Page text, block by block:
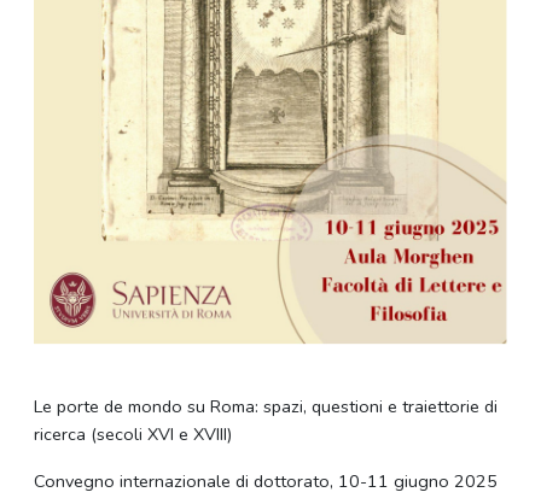
Le porte de mondo su Roma: spazi, questioni e traiettorie di
ricerca (secoli XVI e XVIII)
Convegno internazionale di dottorato, 10-11 giugno 2025